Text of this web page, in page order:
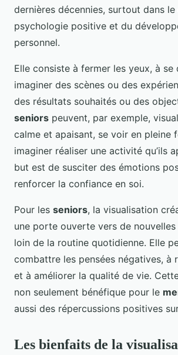
dernières décennies, surtout dans
psychologie positive et du
personnel.
Elle consiste à fermer les yeux, à se
imaginer des scènes ou des
des résultats souhaités ou des
seniors peuvent, par exemple,
calme et apaisant, se voir en pleine
imaginer réaliser une activité qu’ils
but est de susciter des émotions
renforcer la confiance en soi.
Pour les seniors, la visualisation
une porte ouverte vers de nouvelles
loin de la routine quotidienne. Elle
combattre les pensées négatives, à
et à améliorer la qualité de vie.
non seulement bénéfique pour le
aussi des répercussions positives
Les bienfaits de la